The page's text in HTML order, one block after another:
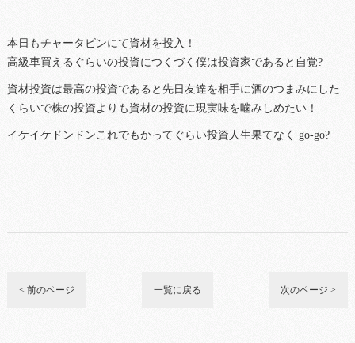
本日もチャータビンにて資材を投入！
高級車買えるぐらいの投資につくづく僕は投資家であると自覚?
資材投資は最高の投資であると先日友達を相手に酒のつまみにした
くらいで株の投資よりも資材の投資に現実味を噛みしめたい！
イケイケドンドンこれでもかってぐらい投資人生果てなく go-go?
< 前のページ 一覧に戻る 次のページ >